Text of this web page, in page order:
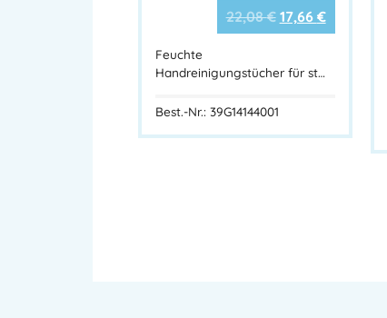
22,08€ 17,66 €
Feuchte
Handreinigungstücher für st…
Best.-Nr.: 39G14144001